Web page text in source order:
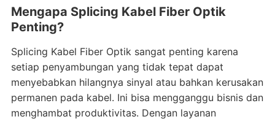
Mengapa Splicing Kabel Fiber Optik
Penting?
Splicing Kabel Fiber Optik sangat penting karena
setiap penyambungan yang tidak tepat dapat
menyebabkan hilangnya sinyal atau bahkan kerusakan
permanen pada kabel. Ini bisa mengganggu bisnis dan
menghambat produktivitas. Dengan layanan